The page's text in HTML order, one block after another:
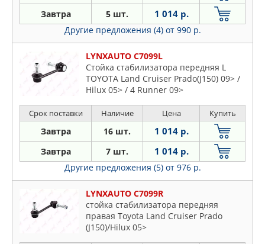
Завтра 5 шт. 1 014 р.
Другие предложения (4) от 990 р.
LYNXAUTO C7099L
Стойка стабилизатора передняя L
TOYOTA Land Cruiser Prado(J150) 09> /
Hilux 05> / 4 Runner 09>
Срок поставки Наличие Цена Купить
Завтра 16 шт. 1 014 р.
Завтра 7 шт. 1 014 р.
Другие предложения (5) от 976 р.
LYNXAUTO C7099R
стойка стабилизатора передняя
правая Toyota Land Cruiser Prado
(J150)/Hilux 05>